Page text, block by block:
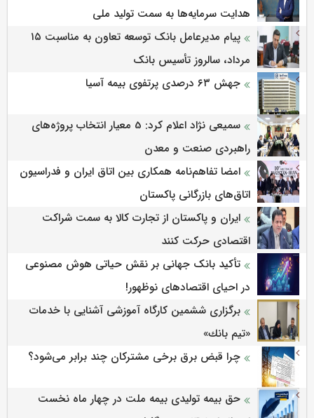
هدایت سرمایه‌ها به سمت تولید ملی
پیام مدیرعامل بانک توسعه تعاون به مناسبت ۱۵
مرداد، سالروز تأسیس بانک
جهش ۶۳ درصدی پرتفوی بیمه آسیا
سمیعی‌ نژاد اعلام کرد: 5 معیار انتخاب پروژه‌های
راهبردی صنعت و معدن
امضا تفاهم‌نامه همکاری بین اتاق ایران و فدراسیون
اتاق‌های بازرگانی پاکستان
ایران و پاکستان از تجارت کالا به سمت شراکت
اقتصادی حرکت کنند
تأکید بانک جهانی بر نقش حیاتی هوش مصنوعی
در احیای اقتصادهای نوظهور!
برگزاری ششمین كارگاه آموزشی آشنایی با خدمات
«تیم بانك»
چرا قبض برق برخی مشترکان چند برابر می‌شود؟
حق بیمه تولیدی بیمه ملت در چهار ماه نخست